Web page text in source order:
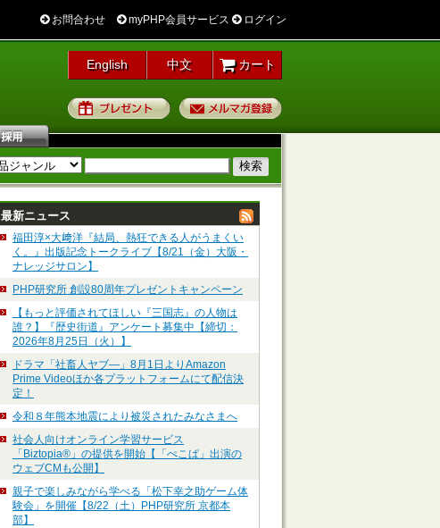
お問合わせ myPHP会員サービス ログイン
English 中文 カート
プレゼント
最新ニュース
福田淳×大﨑洋『結局、熱狂できる人がうまくい
く。』出版記念トークライブ【8/21（金）大阪・
ナレッジサロン】
PHP研究所 創設80周年プレゼントキャンペーン
【もっと評価されてほしい『三国志』の人物は
誰？】『歴史街道』アンケート募集中【締切：
2026年8月25日（火）】
ドラマ「社畜人ヤブ―」8月1日よりAmazon
Prime Videoほか各プラットフォームにて配信決
定！
令和８年熊本地震により被災されたみなさまへ
社会人向けオンライン学習サービス
「Biztopia®」の提供を開始【「ぺこぱ」出演の
ウェブCMも公開】
親子で楽しみながら学べる「松下幸之助ゲーム体
験会」を開催【8/22（土）PHP研究所 京都本
部】